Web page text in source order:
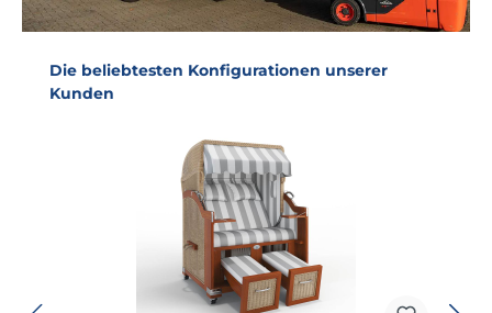
Produktgalerie überspringen
Die beliebtesten Konfigurationen unserer
Kunden